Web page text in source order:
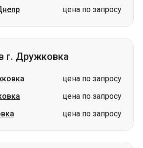
цена по запросу
г. Дружковка
цена по запросу
цена по запросу
цена по запросу